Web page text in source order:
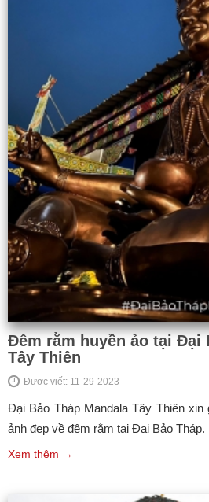
Đêm rằm huyền ảo tại Đại
Tây Thiên
Được viết: 11-29-2023
Đại Bảo Tháp Mandala Tây Thiên
ảnh đẹp về đêm rằm tại Đại Bảo Tháp.
Xem thêm →